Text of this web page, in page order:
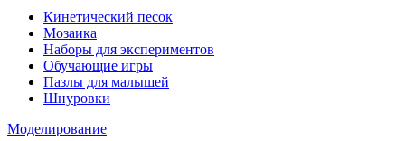
Кинетический песок
Мозаика
Наборы для экспериментов
Обучающие игры
Пазлы для малышей
Шнуровки
Моделирование